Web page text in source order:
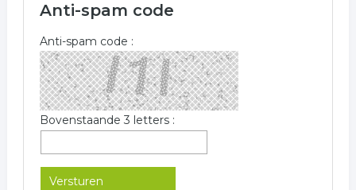
Anti-spam code
Anti-spam code :
Bovenstaande 3 letters :